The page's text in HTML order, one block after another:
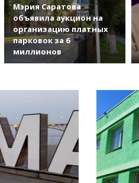
Мэрия Саратова
объявила аукцион на
организацию платных
парковок за 6
миллионов